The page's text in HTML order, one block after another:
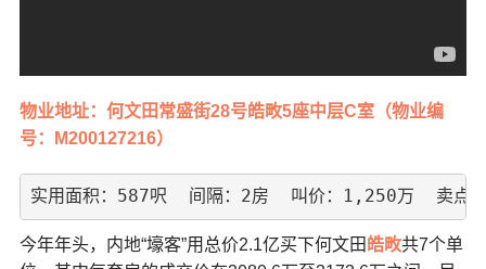
物业地址：何文田常盛街28号皓畋5座中层C室（物业编
号：M200127216）
实用面积：587呎  间隔：2房  叫价：1,250万  卖点：
今年年头，内地“壕客”用总价2.1亿买下何文田皓畋共7个单